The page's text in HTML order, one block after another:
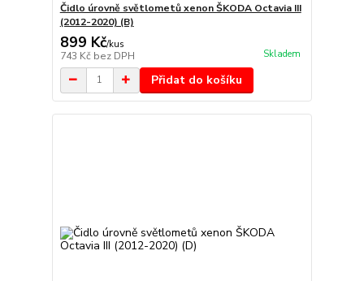
Čidlo úrovně světlometů xenon ŠKODA Octavia III
(2012-2020) (B)
899 Kč/kus
743 Kč bez DPH Skladem
Přidat do košíku